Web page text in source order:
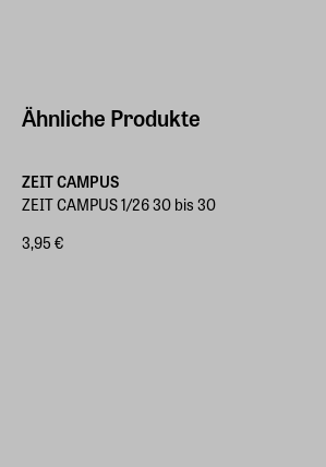
Ähnliche Produkte
ZEIT CAMPUS
ZEIT CAMPUS 1/26 30 bis 30
3,95 €